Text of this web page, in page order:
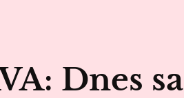
Dnes sa